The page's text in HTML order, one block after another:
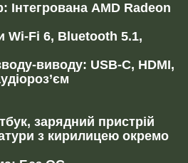
Інтегрована AMD Radeon
Wi-Fi 6, Bluetooth 5.1,
виводу: USB-C, HDMI,
зарядний пристрій
з кирилицею окремо